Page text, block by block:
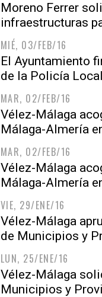
Moreno Ferrer
infraestructuras
MIÉ, 03/FEB/16
El Ayuntamiento
de la Policía
MAR, 02/FEB/16
Vélez-Málaga
Málaga-Almería
MAR, 02/FEB/16
Vélez-Málaga
Málaga-Almería
VIE, 29/ENE/16
Vélez-Málaga
de Municipios y
LUN, 25/ENE/16
Vélez-Málaga
Municipios y